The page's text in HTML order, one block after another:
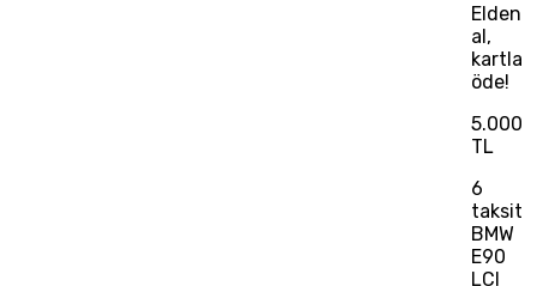
Elden
al,
kartla
öde!
5.000
TL
6
taksit
BMW
E90
LCI